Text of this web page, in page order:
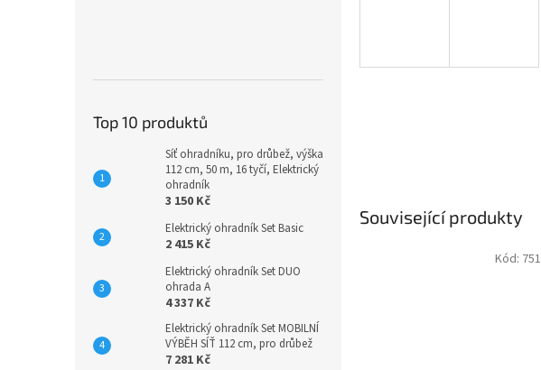
Top 10 produktů
Síť ohradníku, pro drůbež, výška
112 cm, 50 m, 16 tyčí, Elektrický
ohradník
3 150 Kč
Elektrický ohradník Set Basic
2 415 Kč
Elektrický ohradník Set DUO
ohrada A
4 337 Kč
Elektrický ohradník Set MOBILNÍ
VÝBĚH SÍŤ 112 cm, pro drůbež
7 281 Kč
Související produkty
Kód: 751